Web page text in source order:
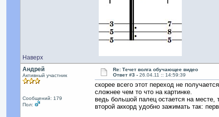
Наверх
Андрей
Активный участник
Сообщений: 179
Пол:
Re: Течет волга обучающее видео
Ответ #3 - 26.04.11 :: 14:59:39
скорее всего этот переход не
сложнее чем то что на картинке.
ведь большой палец остается на месте,
второй аккорд удобно зажимать так: